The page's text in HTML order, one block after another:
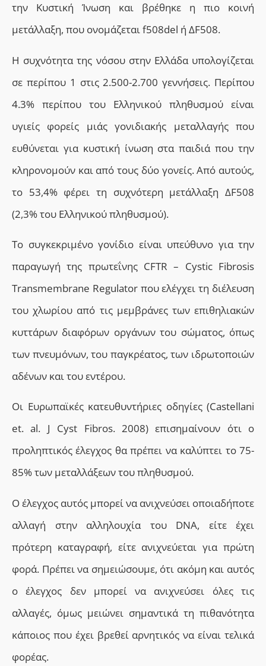
την Κυστική Ίνωση και βρέθηκε η πιο κοινή
μετάλλαξη, που ονομάζεται f508del ή ΔF508.
Η συχνότητα της νόσου στην Ελλάδα υπολογίζεται
σε περίπου 1 στις 2.500-2.700 γεννήσεις. Περίπου
4.3% περίπου του Ελληνικού πληθυσμού είναι
υγιείς φορείς μιάς γονιδιακής μεταλλαγής που
ευθύνεται για κυστική ίνωση στα παιδιά που την
κληρονομούν και από τους δύο γονείς. Από αυτούς,
το 53,4% φέρει τη συχνότερη μετάλλαξη ΔF508
(2,3% του Ελληνικού πληθυσμού).
Το συγκεκριμένο γονίδιο είναι υπεύθυνο για την
παραγωγήτης πρωτεΐνης CFTR – Cystic Fibrosis
Transmembrane Regulator που ελέγχει τη διέλευση
του χλωρίου από τις μεμβράνες των επιθηλιακών
κυττάρων διαφόρων οργάνων του σώματος, όπως
των πνευμόνων, του παγκρέατος, των ιδρωτοποιών
αδένων και του εντέρου.
Οι Ευρωπαϊκές κατευθυντήριες οδηγίες (Castellani
et. al. J Cyst Fibros. 2008) επισημαίνουν ότι ο
προληπτικός έλεγχος θα πρέπει να καλύπτει το 75-
85% των μεταλλάξεων του πληθυσμού.
Ο έλεγχος αυτός μπορεί να ανιχνεύσει οποιαδήποτε
αλλαγή στην αλληλουχία του DNΑ, είτε έχει
πρότερη καταγραφή, είτε ανιχνεύεται για πρώτη
φορά. Πρέπει να σημειώσουμε, ότι ακόμη και αυτός
ο έλεγχος δεν μπορεί να ανιχνεύσει όλες τις
αλλαγές, όμως μειώνει σημαντικά τη πιθανότητα
κάποιος που έχει βρεθεί αρνητικός να είναι τελικά
φορέας.